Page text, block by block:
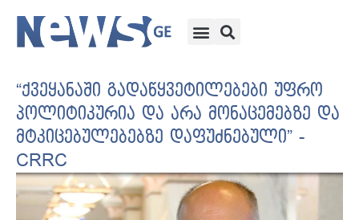
“ქვეყანაში გადაწყვეტილებები უფრო
პოლიტიკურია და არა მონაცემებზე და
მტკიცებულებებზე დაფუძნებული” -
CRRC